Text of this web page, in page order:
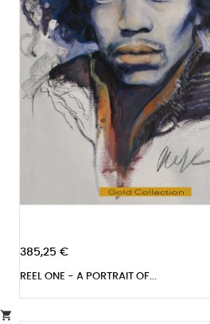
385,25 €
REEL ONE - A PORTRAIT OF...
